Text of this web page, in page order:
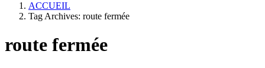
ACCUEIL
Tag Archives: route fermée
route fermée